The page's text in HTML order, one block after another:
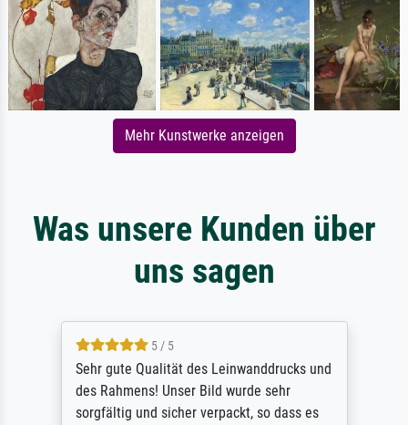
Mehr Kunstwerke anzeigen
Was unsere Kunden über
uns sagen
5 / 5
Sehr gute Qualität des Leinwanddrucks und
des Rahmens! Unser Bild wurde sehr
sorgfältig und sicher verpackt, so dass es